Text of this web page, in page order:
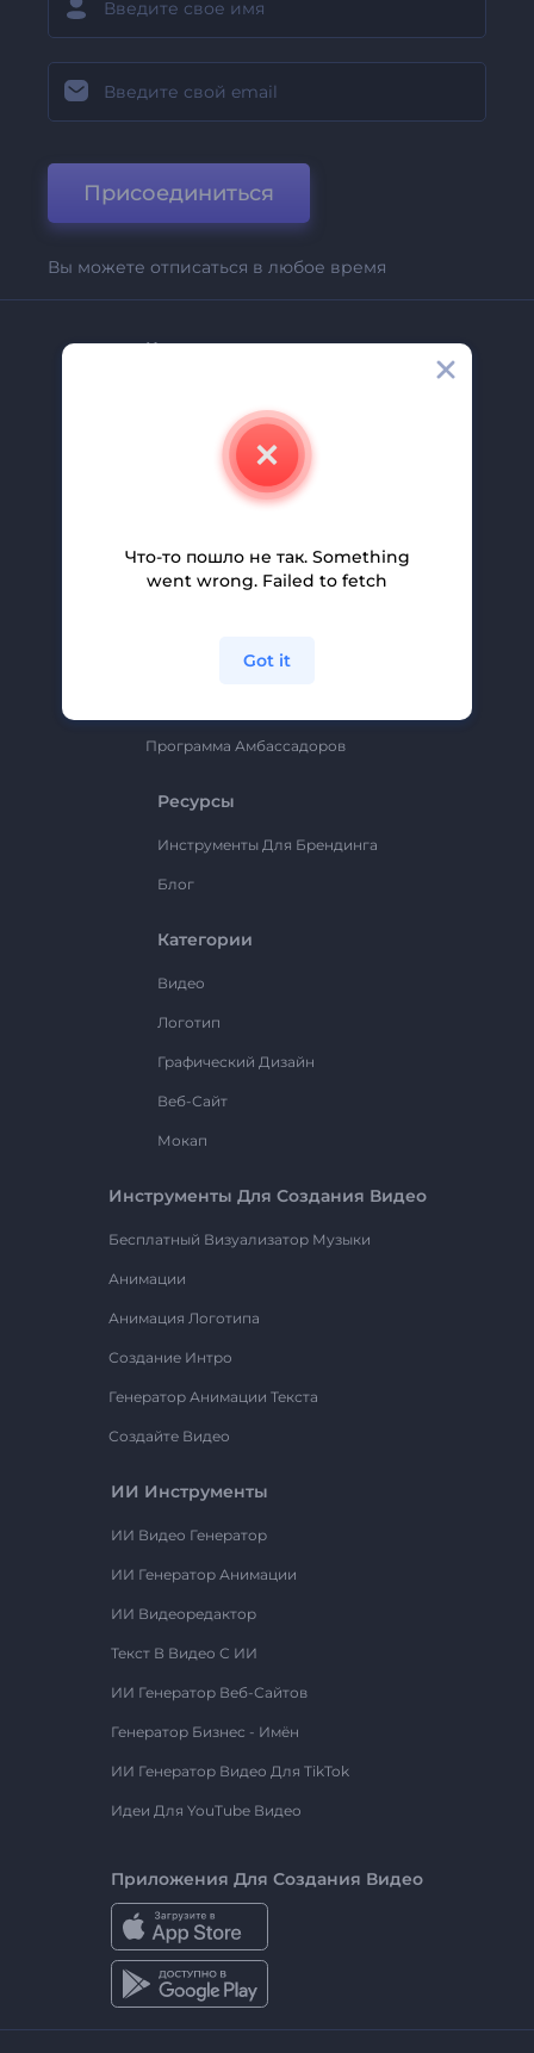
Присоединиться
Вы можете отписаться в любое время
Компания
Свяжитесь С Нами
Помощь И Поддержка
Партнерская Программа
Политика Конфиденциальности
Программа Амбассадоров
Ресурсы
Инструменты Для Брендинга
Блог
Категории
Видео
Логотип
Графический Дизайн
Веб-Сайт
Мокап
Инструменты Для Создания Видео
Бесплатный Визуализатор Музыки
Анимации
Анимация Логотипа
Создание Интро
Генератор Анимации Текста
Создайте Видео
ИИ Инструменты
ИИ Видео Генератор
ИИ Генератор Анимации
ИИ Видеоредактор
Текст В Видео С ИИ
ИИ Генератор Веб-Сайтов
Генератор Бизнес - Имён
ИИ Генератор Видео Для TikTok
Идеи Для YouTube Видео
Приложения Для Создания Видео
Что-то пошло не так. Something
went wrong. Failed to fetch
Got it